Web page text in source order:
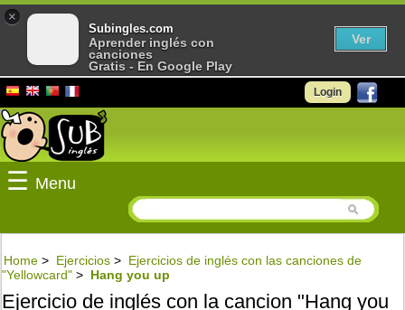
Login
☰ Menu
Home > Ejercicios > Ejercicios de inglés con las canciones de
"Yellowcard" > Hang you up
Ejercicio de inglés con la cancion "Hang you
×
Subingles.com
Aprender inglés con
canciones
Gratis - En Google Play
Ver